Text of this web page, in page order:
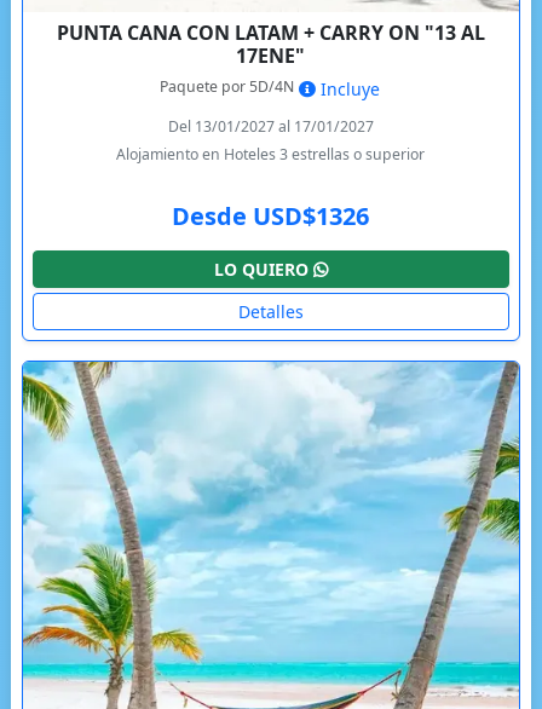
PUNTA CANA CON LATAM + CARRY ON "13 AL
17ENE"
Paquete por 5D/4N Incluye
Del 13/01/2027 al 17/01/2027
Alojamiento en Hoteles 3 estrellas o superior
Desde USD$1326
LO QUIERO
Detalles